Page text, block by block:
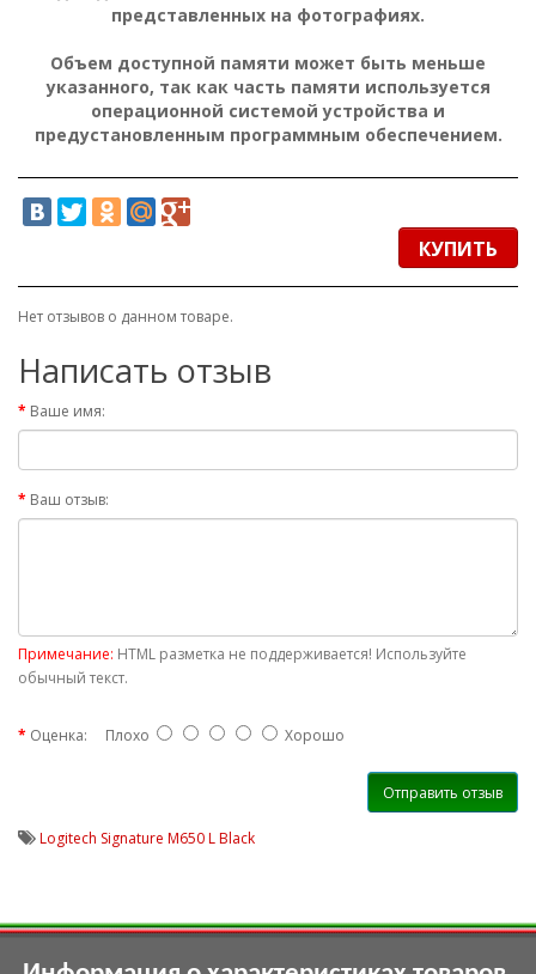
представленных на фотографиях.
Объем доступной памяти может быть меньше
указанного, так как часть памяти используется
операционной системой устройства и
предустановленным программным обеспечением.
КУПИТЬ
Нет отзывов о данном товаре.
Написать отзыв
Ваше имя:
Ваш отзыв:
Примечание: HTML разметка не поддерживается! Используйте
обычный текст.
Оценка: Плохо Хорошо
Отправить отзыв
Logitech Signature M650 L Black